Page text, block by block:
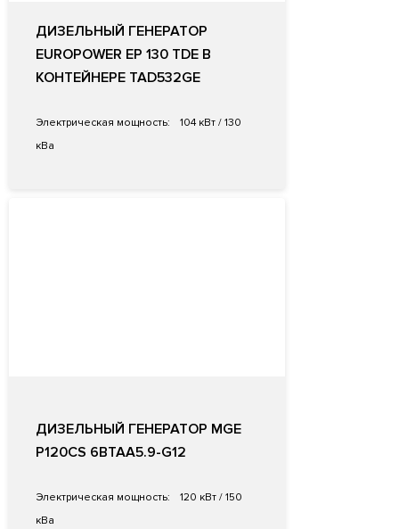
ДИЗЕЛЬНЫЙ ГЕНЕРАТОР
EUROPOWER EP 130 TDE В
КОНТЕЙНЕРЕ TAD532GE
Электрическая мощность:
104 кВт / 130
кВа
ДИЗЕЛЬНЫЙ ГЕНЕРАТОР MGE
P120CS 6BTAA5.9-G12
Электрическая мощность:
120 кВт / 150
кВа